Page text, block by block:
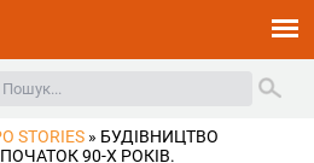
STORIES » БУДIВНИЦТВО
90-Х РОКIВ.